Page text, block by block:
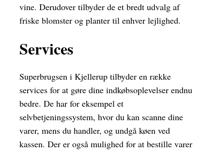
vine. Derudover tilbyder de et bredt udvalg af
friske blomster og planter til enhver lejlighed.
Services
Superbrugsen i Kjellerup tilbyder en række
services for at gøre dine indkøbsoplevelser endnu
bedre. De har for eksempel et
selvbetjeningssystem, hvor du kan scanne dine
varer, mens du handler, og undgå køen ved
kassen. Der er også mulighed for at bestille varer